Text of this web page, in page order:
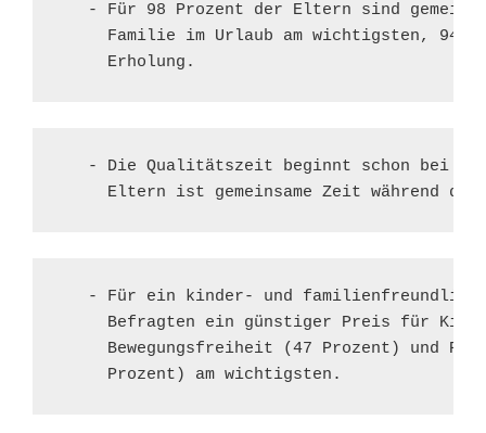
- Für 98 Prozent der Eltern sind
Familie im Urlaub am wichtigsten, 94
     Erholung.
- Die Qualitätszeit beginnt schon bei
Eltern ist gemeinsame Zeit während
- Für ein kinder- und
Befragten ein günstiger Preis für
Bewegungsfreiheit (47 Prozent) und
     Prozent) am wichtigsten.